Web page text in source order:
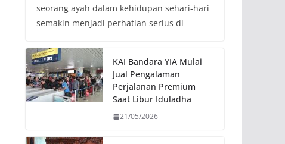
seorang ayah dalam kehidupan sehari-hari
semakin menjadi perhatian serius di
KAI Bandara YIA Mulai
Jual Pengalaman
Perjalanan Premium
Saat Libur Iduladha
21/05/2026